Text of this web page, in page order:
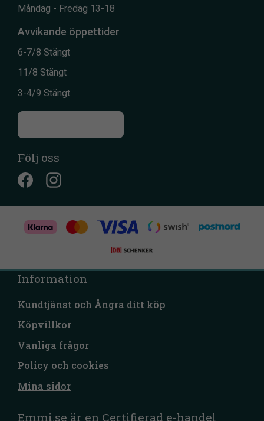
Måndag - Fredag 13-18
Avvikande öppettider
6-7/8 Stängt
11/8 Stängt
3-4/9 Stängt
Följ oss
Information
Kundtjänst och Ångra ditt köp
Köpvillkor
Vanliga frågor
Policy och cookies
Mina sidor
Emmi.se är en Certifierad e-handel